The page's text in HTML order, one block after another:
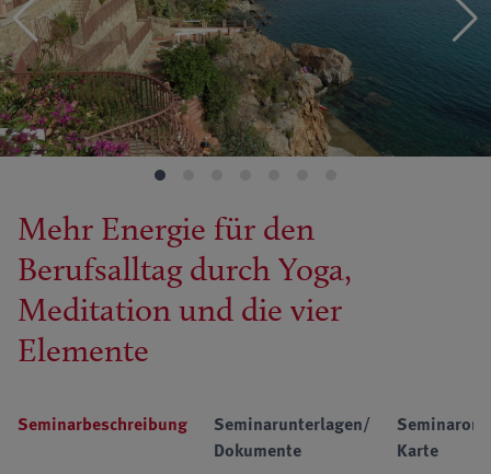
Mehr Energie für den
Berufsalltag durch Yoga,
Meditation und die vier
Elemente
Seminarbeschreibung
Seminarunterlagen/
Dokumente
Seminarort/
Karte